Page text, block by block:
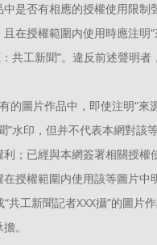
中是否有相應的授權使用限制
且在授權範圍内使用時應注明
：共工新聞”。違反前述聲明
的圖片作品中，即使注明“來
”水印，但并不代表本網對該
利；已經與本網簽署相關授權
在授權範圍内使用該等圖片中
“共工新聞記者XXX攝”的圖片
。